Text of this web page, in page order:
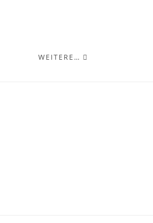
WEITERE…